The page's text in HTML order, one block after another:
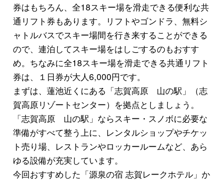
券はもちろん、全18スキー場を滑走できる便利な共
通リフト券もあります。リフトやゴンドラ、無料シ
ャトルバスでスキー場間を行き来することができる
ので、連泊してスキー場をはしごするのもおすす
め。ちなみに全18スキー場を滑走できる共通リフト
券は、１日券が大人6,000円です。
まずは、蓮池近くにある「志賀高原 山の駅」（志
賀高原リゾートセンター）を拠点としましょう。
「志賀高原 山の駅」ならスキー・スノボに必要な
準備がすべて整う上に、レンタルショップやチケッ
ト売り場、レストランやロッカールームなど、あら
ゆる設備が充実しています。
今回おすすめした「源泉の宿 志賀レークホテル」か